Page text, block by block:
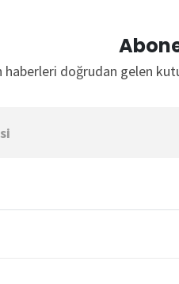
haberleri doğrudan gelen